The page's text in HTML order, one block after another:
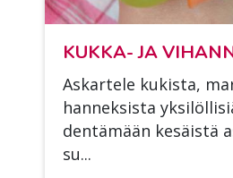
KUK­KA- JA
As­kar­te­le ku­kis­ta,
han­nek­sis­ta
den­tä­mään ke­säis­tä
su...